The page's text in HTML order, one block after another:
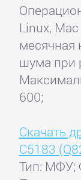
Linux,
месячная
шума при
600;
Скачать
C5183
Тип: МФУ;